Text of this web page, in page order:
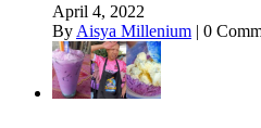
April 4, 2022
By Aisya Millenium | 0